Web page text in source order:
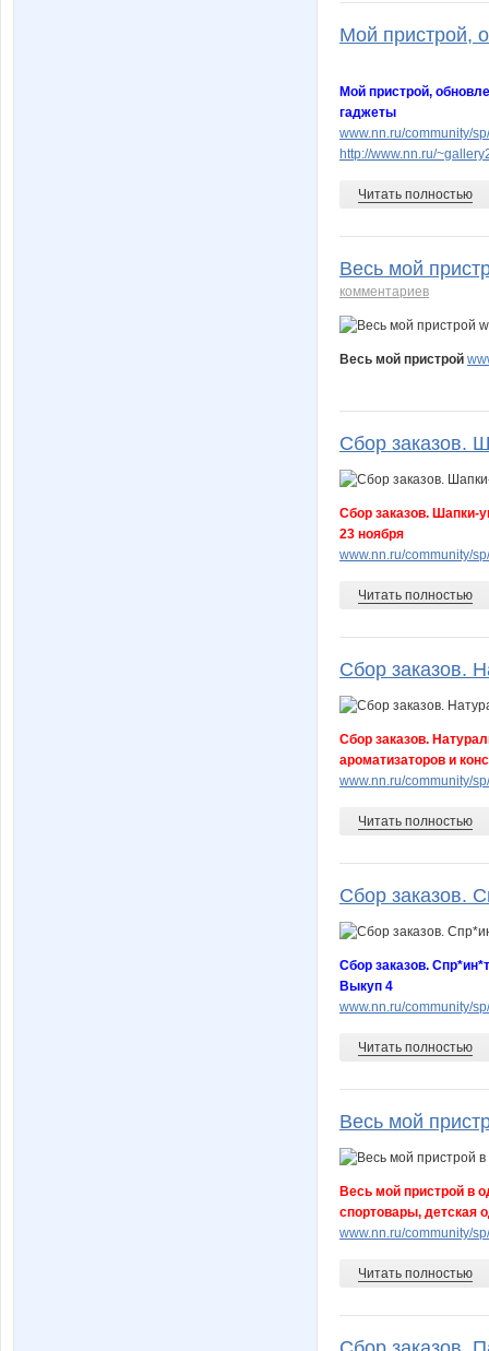
Мой пристрой,
Мой пристрой,
гаджеты
www.nn.ru/community/
http://www.nn.ru/
Читать полностью
Весь мой
комментариев
Весь мой пристрой
Сбор заказов.
Сбор заказов. Шапки-
23 ноября
www.nn.ru/community/
Читать полностью
Сбор заказов.
Сбор заказов.
ароматизаторов и
www.nn.ru/community/
Читать полностью
Сбор заказов.
Сбор заказов.
Выкуп 4
www.nn.ru/community/
Читать полностью
Весь мой
Весь мой пристрой в
спортовары, детская
www.nn.ru/community/
Читать полностью